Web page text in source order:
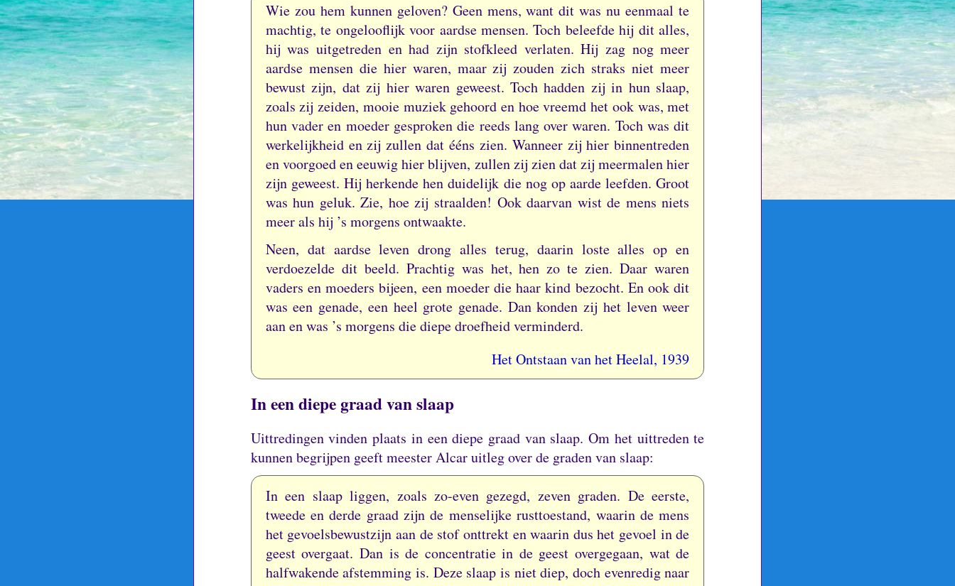
Wie zou hem kunnen geloven? Geen mens, want dit was nu eenmaal te
machtig, te ongelooflijk voor aardse mensen.Toch beleefde hij dit alles,
hij was uitgetreden en had zijn stofkleed verlaten.Hij zag nog meer
aardse mensen die hier waren, maar zij zouden zich straks niet meer
bewust zijn, dat zij hier waren geweest. Toch hadden zij in hun slaap,
zoals zij zeiden, mooie muziek gehoord en hoe vreemd het ook was, met
hun vader en moeder gesproken die reeds lang over waren. Toch was dit
werkelijkheid en zij zullen dat ééns zien. Wanneer zij hier binnentreden
en voorgoed en eeuwig hier blijven, zullen zij zien dat zij meermalen hier
zijn geweest.Hij herkende hen duidelijk die nog op aarde leefden.Groot
was hun geluk.Zie, hoe zij straalden! Ook daarvan wist de mens niets
meer als hij ’s morgens ontwaakte.
Neen, dat aardse leven drong alles terug, daarin loste alles op en
verdoezelde dit beeld. Prachtig was het, hen zo te zien.Daar waren
vaders en moeders bijeen, een moeder die haar kind bezocht. En ook dit
was een genade, een heel grote genade. Dan konden zij het leven weer
aan en was ’s morgens die diepe droefheid verminderd.
Het Ontstaan van het Heelal, 1939
In een diepe graad van slaap
Uittredingen vinden plaats in een diepe graad van slaap.Om het uittreden te
kunnen begrijpen geeft meester Alcar uitleg over de graden van slaap:
In een slaap liggen, zoals zo-even gezegd, zeven graden. De eerste,
tweede en derde graad zijn de menselijke rusttoestand, waarin de mens
het gevoelsbewustzijn aan de stof onttrekt en waarin dus het gevoel in de
geest overgaat. Dan is de concentratie in de geest overgegaan, wat de
halfwakende afstemming is. Deze slaap is niet diep, doch evenredig naar